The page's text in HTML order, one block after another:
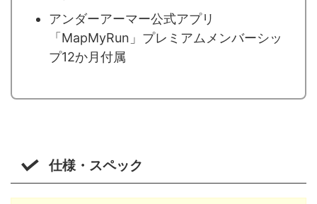
アンダーアーマー公式アプリ
「MapMyRun」プレミアムメンバーシッ
プ12か月付属
仕様・スペック